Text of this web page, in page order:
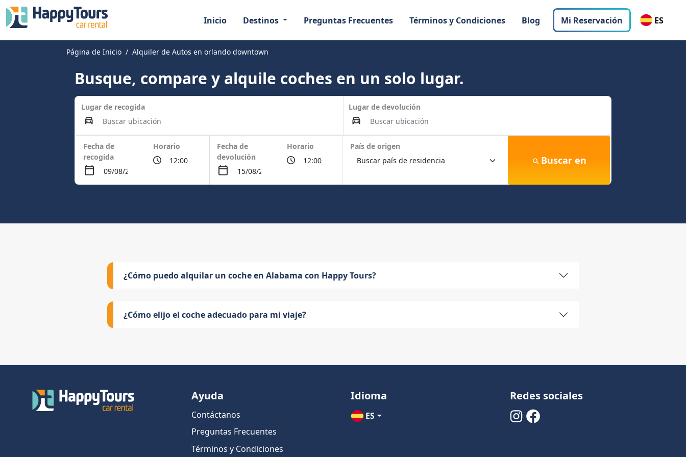
Inicio Destinos Preguntas Frecuentes Términos y Condiciones Blog Mi Reservación ES
Página de Inicio Alquiler de Autos en orlando downtown
Busque, compare y alquile coches en un solo lugar.
Lugar de recogida Lugar de devolución
Fecha de
recogida
Horario
Fecha de
devolución
Horario País de origen
Buscar en
¿Cómo puedo alquilar un coche en Alabama con Happy Tours?
¿Cómo elijo el coche adecuado para mi viaje?
Ayuda
Contáctanos
Preguntas Frecuentes
Términos y Condiciones
Idioma
ES
Redes sociales